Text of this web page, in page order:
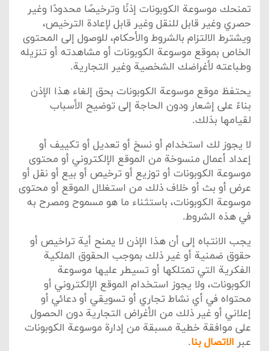
تمنحك موسوعة الكوبونات إذنًا وترخيصًا محدودًا وغير
حصري وغير قابل للنقل وغير قابل لإعادة الترخيص،
ويشترط الالتزام بالشروط والأحكام، للوصول إلى المحتوى
الخاص بموقع موسوعة الكوبونات أو مشاهدته أو تنزيله
وطباعته لأغراضك الشخصية وغير التجارية.
يحتفظ موقع موسوعة الكوبونات بحق إلغاء هذا الإذن
بناءً على إشعار ودون الحاجة إلى توضيح الأسباب
لقيامها بذلك.
لا يجوز لك استخدام أو نسخ أو تعديل أو تكييف أو
إعداد أعمال منسوخة من الموقع الإلكتروني أو محتوى
موسوعة الكوبونات أو توزيع أو ترخيص أو بيع أو نقل أو
عرض أو بث أو خلاف ذلك من استغلال الموقع أو محتوى
موسوعة الكوبونات، باستثناء ما هو مسموح ومصرح به
في هذه الشروط.
يجب الانتباه إلى أن هذا الإذن لا يمنح أية تراخيص أو
حقوق ضمنية أو غير ذلك بموجب الحقوق الملكية
الفكرية التي تمتلكها أو تسيطر عليها موسوعة
الكوبونات، ولا يجوز استخدام الموقع الإلكتروني أو
محتواه في أي نشاط تجاري أو تسويقي أو دعائي أو
إعلاني أو غير ذلك من الأغراض التجارية دون الحصول
على موافقة خطية مسبقة من إدارة موسوعة الكوبونات
عبر الاتصال بنا.